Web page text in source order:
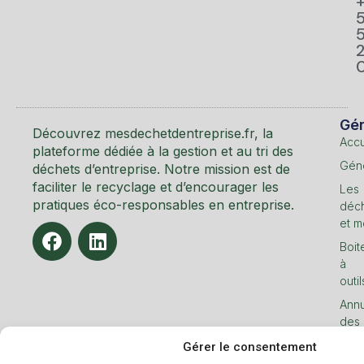
Gérer le consentement
Découvrez mesdechetdentreprise.fr, la
plateforme dédiée à la gestion et au tri des
déchets d’entreprise. Notre mission est de
faciliter le recyclage et d’encourager les
pratiques éco-responsables en entreprise.
Les
et
à
des